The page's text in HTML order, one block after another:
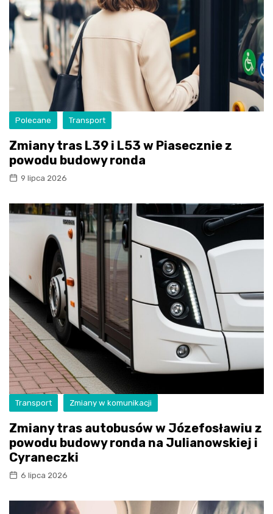
Polecane Transport
Zmiany tras L39 i L53 w Piasecznie z
powodu budowy ronda
9 lipca 2026
Transport Zmiany w komunikacji
Zmiany tras autobusów w Józefosławiu z
powodu budowy ronda na Julianowskiej i
Cyraneczki
6 lipca 2026